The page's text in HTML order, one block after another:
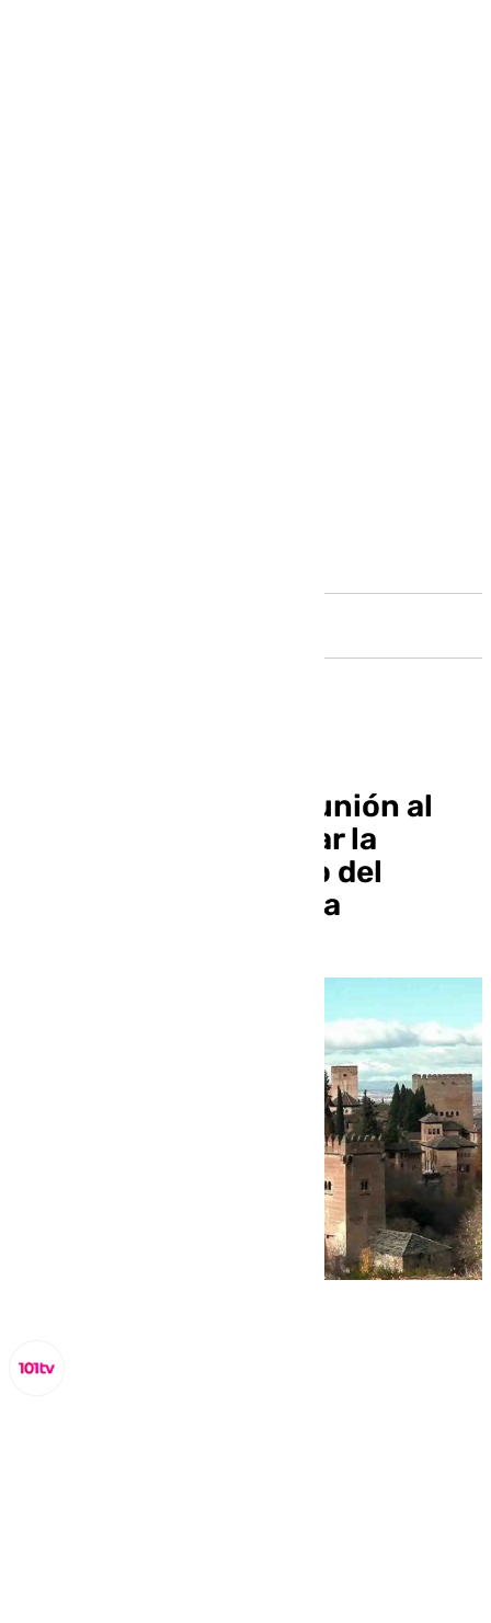
La Junta pide una reunión al
Gobierno para analizar la
afección del proyecto del
Fargue en la Alhambra